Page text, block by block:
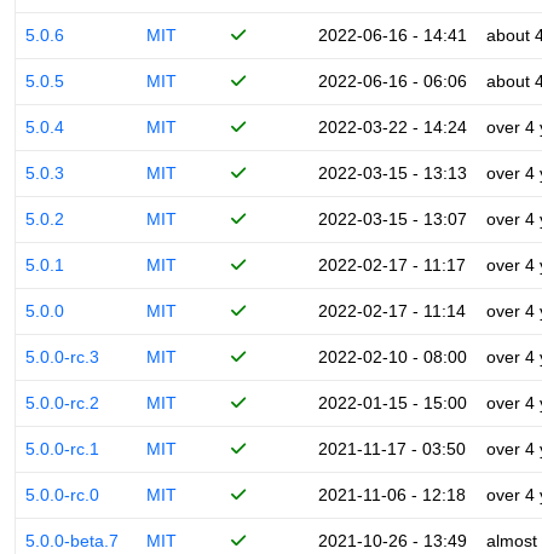
5.0.6 MIT 2022-06-16 - 14:41 about
5.0.5 MIT 2022-06-16 - 06:06 about
5.0.4 MIT 2022-03-22 - 14:24 over 4
5.0.3 MIT 2022-03-15 - 13:13 over 4
5.0.2 MIT 2022-03-15 - 13:07 over 4
5.0.1 MIT 2022-02-17 - 11:17 over 4
5.0.0 MIT 2022-02-17 - 11:14 over 4
5.0.0-rc.3 MIT 2022-02-10 - 08:00 over 4
5.0.0-rc.2 MIT 2022-01-15 - 15:00 over 4
5.0.0-rc.1 MIT 2021-11-17 - 03:50 over 4
5.0.0-rc.0 MIT 2021-11-06 - 12:18 over 4
5.0.0-beta.7 MIT 2021-10-26 - 13:49 almost